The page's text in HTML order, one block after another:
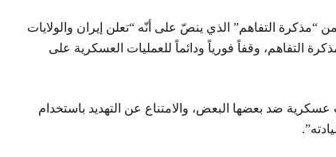
“مذكرة التفاهم” الذي ينصّ على أنّه “تعلن إيران والولايات
التفاهم، وقفاً فورياً ودائماً للعمليات العسكرية على
ضد بعضها البعض، والامتناع عن التهديد باستخدام